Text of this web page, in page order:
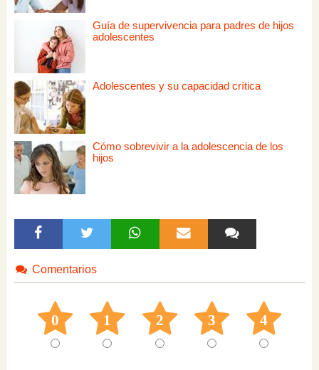
Guía de supervivencia para padres de hijos
adolescentes
Adolescentes y su capacidad crítica
Cómo sobrevivir a la adolescencia de los
hijos
Comentarios
0 1 2 3 4